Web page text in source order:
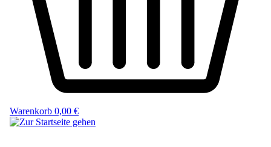
Warenkorb 0,00 €